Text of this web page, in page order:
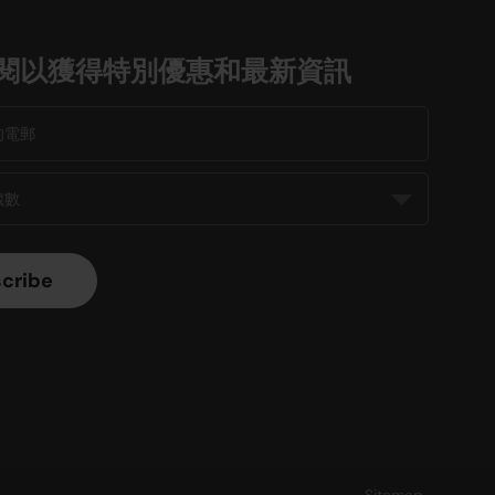
以獲得特別優惠和最新資訊